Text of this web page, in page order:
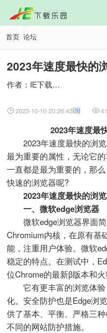
首页 论坛
2023年速度最快的
作者：IE下载乐园
2023-10-10 20:26:43
2023年速度最
2023年速度最快的浏览
最为重要的属性，无论它
一直都是最为重要的，那
快速的浏览器呢?
2023年速度最快的浏
一、微软edge浏览器
微软edge浏览器界面简
Chromium内核，在原有基
能，注重用户体验。微软
稳定的特点。在测试中，
位Chrome的最新β版本和火
它有更丰富的浏览体验
化。安全防护也是Edge浏
供了基本、平衡、严格三
不同的网站防护措施。